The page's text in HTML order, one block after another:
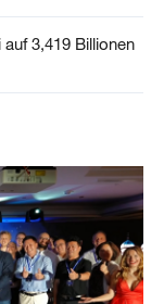
3,419 Billionen